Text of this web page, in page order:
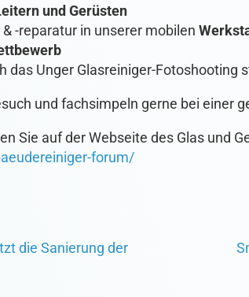
und Gerüsten
-reparatur in unserer mobilen
das Unger Glasreiniger-Fotoshooting
und fachsimpeln gerne bei einer
Sie auf der Webseite des Glas und
forum/
die Sanierung der